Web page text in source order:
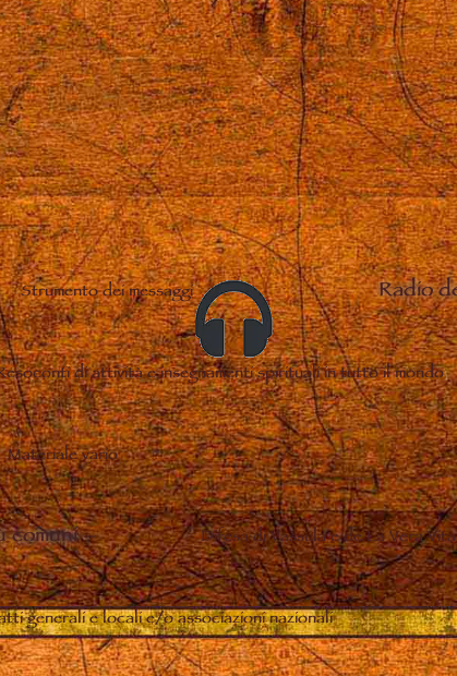
Strumento dei messaggi Radio
di attività e insegnamenti spirituali in tutto il mondo
Materiale vario
comuni– Difesa di Vassula e de La Vera
generali e locali e/o associazioni nazionali